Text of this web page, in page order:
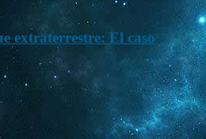
extraterrestre: El caso